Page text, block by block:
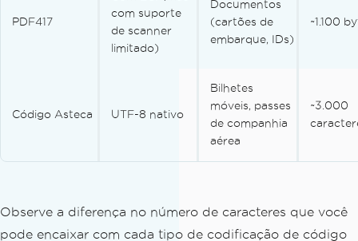
PDF417
com suporte
de scanner
limitado)
Documentos
(cartões de
embarque, IDs)
~1.100
Código Asteca UTF-8 nativo
Bilhetes
móveis, passes
de companhia
aérea
~3.000
Observe a diferença no número de caracteres que você
pode encaixar com cada tipo de codificação de código